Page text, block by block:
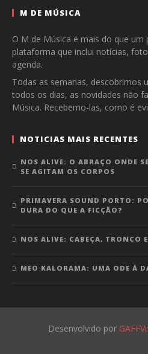
M DE MÚSICA
O M de Música é mais do que um
plataforma que inclui notícias,
agenda.
Todas as semanas, descobrimos
todos os dias, as novidades não
Música. Recebemo-las, como é
NOTICIAS MAIS RECENTES
NOS ALIVE: O ABRAÇO ONDE
SE AGITAM OS CORPOS
PRIMAVERA SOUND PORTO:
DURA DO QUE A FICÇÃO?
NOS ALIVE: CABEÇA, TRONCO
MEO KALORAMA: UMA ODE À
Desenvolvido por